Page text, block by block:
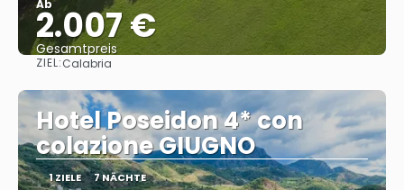
Ab
2.007 €
Gesamtpreis
ZIEL:Calabria
Hotel Poseidon 4* con
colazione GIUGNO
1 ZIELE 7 NÄCHTE